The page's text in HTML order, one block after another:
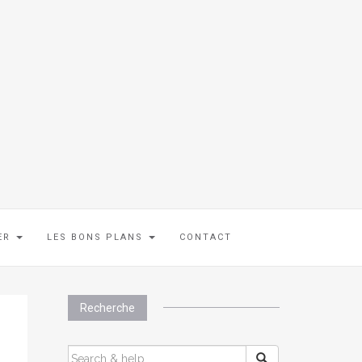
LES BONS PLANS CONTACT
Recherche
SEARCH